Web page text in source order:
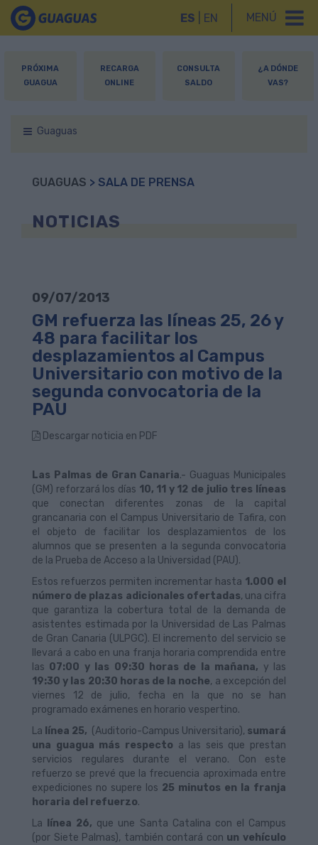
MENÚ
ES EN
PRÓXIMA
GUAGUA
RECARGA
ONLINE
CONSULTA
SALDO
¿A DÓNDE
VAS?
Guaguas
GUAGUAS > SALA DE PRENSA
NOTICIAS
09/07/2013
GM refuerza las líneas 25, 26 y
48 para facilitar los
desplazamientos al Campus
Universitario con motivo de la
segunda convocatoria de la
PAU
Descargar noticia en PDF
Las Palmas de Gran Canaria.- Guaguas Municipales
(GM) reforzará los días 10, 11 y 12 de julio tres líneas
que conectan diferentes zonas de la capital
grancanaria con el Campus Universitario de Tafira, con
el objeto de facilitar los desplazamientos de los
alumnos que se presenten a la segunda convocatoria
de la Prueba de Acceso a la Universidad (PAU).
Estos refuerzos permiten incrementar hasta 1.000 el
número de plazas adicionales ofertadas, una cifra
que garantiza la cobertura total de la demanda de
asistentes estimada por la Universidad de Las Palmas
de Gran Canaria (ULPGC). El incremento del servicio se
llevará a cabo en una franja horaria comprendida entre
las 07:00 y las 09:30 horas de la mañana, y las
19:30 y las 20:30 horas de la noche, a excepción del
viernes 12 de julio, fecha en la que no se han
programado exámenes en horario vespertino.
La línea 25, (Auditorio-Campus Universitario), sumará
una guagua más respecto a las seis que prestan
servicios regulares durante el verano. Con este
refuerzo se prevé que la frecuencia aproximada entre
expediciones no supere los 25 minutos en la franja
horaria del refuerzo.
La
línea 26, que une Santa Catalina con el Campus
(por Siete Palmas), también contará con un vehículo